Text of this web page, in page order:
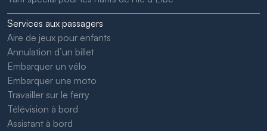
Services aux passagers
Aire de jeux pour enfants
Annulation d’un billet
Embarquer un vélo
Embarquer une moto
Travailler sur le ferry
Télévision à bord
Assistant à bord